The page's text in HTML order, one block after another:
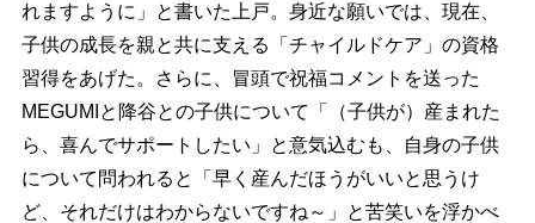
れますように」と書いた上戸。身近な願いでは、現在、
子供の成長を親と共に支える「チャイルドケア」の資格
習得をあげた。さらに、冒頭で祝福コメントを送った
MEGUMIと降谷との子供について「（子供が）産まれた
ら、喜んでサポートしたい」と意気込むも、自身の子供
について問われると「早く産んだほうがいいと思うけ
ど、それだけはわからないですね～」と苦笑いを浮かべ